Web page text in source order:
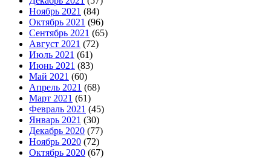
Ноябрь 2021 (84)
Октябрь 2021 (96)
Сентябрь 2021 (65)
Август 2021 (72)
Июль 2021 (61)
Июнь 2021 (83)
Май 2021 (60)
Апрель 2021 (68)
Март 2021 (61)
Февраль 2021 (45)
Январь 2021 (30)
Декабрь 2020 (77)
Ноябрь 2020 (72)
Октябрь 2020 (67)